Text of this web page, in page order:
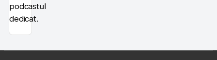
podcastul
dedicat.